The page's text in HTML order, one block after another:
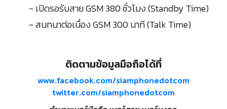
- เปิดรอรับสาย GSM 380 ชั่วโมง (Standby Time)
- สนทนาต่อเนื่อง GSM 300 นาที (Talk Time)
ติดตามข้อมูลมือถือได้ที่
www.facebook.com/siamphonedotcom
twitter.com/siamphonedotcom